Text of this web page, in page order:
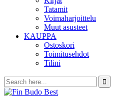
Tatamit
Voimaharjoittelu
Muut asusteet
KAUPPA
Ostoskori
Toimitusehdot
Tilini